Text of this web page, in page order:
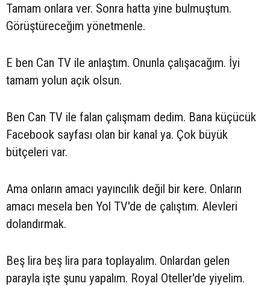
Tamam onlara ver. Sonra hatta yine bulmuştum.
Görüştüreceğim yönetmenle.
E ben Can TV ile anlaştım. Onunla çalışacağım. İyi
tamam yolun açık olsun.
Ben Can TV ile falan çalışmam dedim. Bana küçücük
Facebook sayfası olan bir kanal ya. Çok büyük
bütçeleri var.
Ama onların amacı yayıncılık değil bir kere. Onların
amacı mesela ben Yol TV'de de çalıştım. Alevleri
dolandırmak.
Beş lira beş lira para toplayalım. Onlardan gelen
parayla işte şunu yapalım. Royal Oteller'de yiyelim.